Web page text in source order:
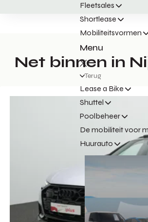
Fleetsales
Shortlease
Mobiliteitsvormen
Menu
Terug
Lease a Bike
Shuttel
Poolbeheer
De mobiliteit voor
Huurauto
Net binnen in